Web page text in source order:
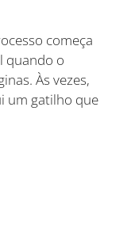
começa
quando o
Às vezes,
um gatilho que